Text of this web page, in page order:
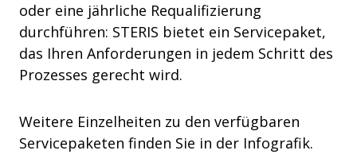
oder eine jährliche Requalifizierung
durchführen: STERIS bietet ein Servicepaket,
das Ihren Anforderungen in jedem Schritt des
Prozesses gerecht wird.
Weitere Einzelheiten zu den verfügbaren
Servicepaketen finden Sie in der Infografik.